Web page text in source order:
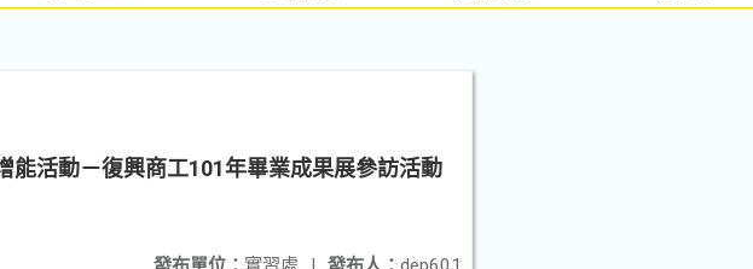
活動－復興商工101年畢業成果展參訪活動